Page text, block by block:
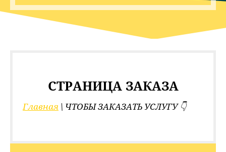
СТРАНИЦА ЗАКАЗА
Главная \ ЧТОБЫ ЗАКАЗАТЬ УСЛУГУ 👇